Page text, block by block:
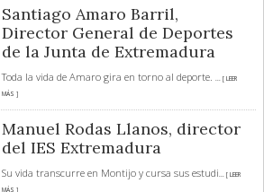
Santiago Amaro Barril,
Director General de Deportes
de la Junta de Extremadura
Toda la vida de Amaro gira en torno al deporte.
... [ LEER
MÁS ]
Manuel Rodas Llanos, director
del IES Extremadura
Su vida transcurre en Montijo y cursa sus estudi... [ LEER
MÁS ]